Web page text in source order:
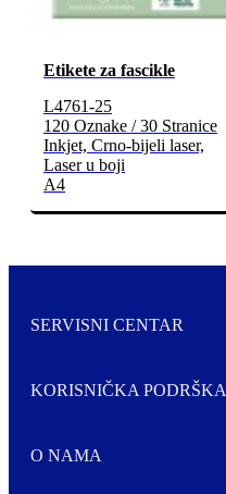
Etikete za fascikle
L4761-25
120 Oznake / 30 Stranice
Inkjet, Crno-bijeli laser,
Laser u boji
A4
SERVISNI CENTAR
KORISNIČKA PODRŠKA
O NAMA